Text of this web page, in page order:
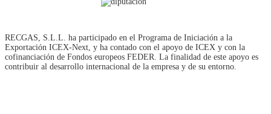
RECGAS, S.L.L. ha participado en el Programa de Iniciación a la
Exportación ICEX‐Next, y ha contado con el apoyo de ICEX y con la
cofinanciación de Fondos europeos FEDER. La finalidad de este apoyo es
contribuir al desarrollo internacional de la empresa y de su entorno.